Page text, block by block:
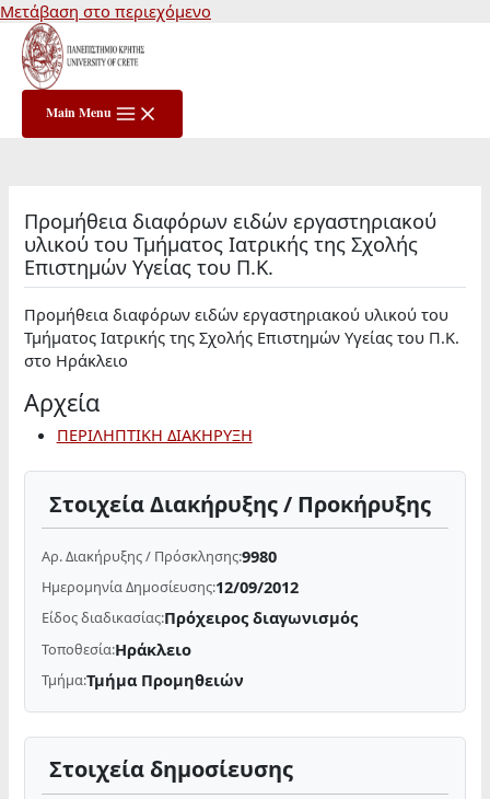
Μετάβαση στο περιεχόμενο
Main Menu
Προμήθεια διαφόρων ειδών εργαστηριακού
υλικού του Τμήματος Ιατρικής της Σχολής
Επιστημών Υγείας του Π.Κ.
Προμήθεια διαφόρων ειδών εργαστηριακού υλικού του
Τμήματος Ιατρικής της Σχολής Επιστημών Υγείας του Π.Κ.
στο Ηράκλειο
Αρχεία
ΠΕΡΙΛΗΠΤΙΚΗ ΔΙΑΚΗΡΥΞΗ
Στοιχεία Διακήρυξης / Προκήρυξης
Αρ. Διακήρυξης / Πρόσκλησης:9980
Ημερομηνία Δημοσίευσης:12/09/2012
Είδος διαδικασίας:Πρόχειρος διαγωνισμός
Τοποθεσία:Ηράκλειο
Τμήμα:Τμήμα Προμηθειών
Στοιχεία δημοσίευσης